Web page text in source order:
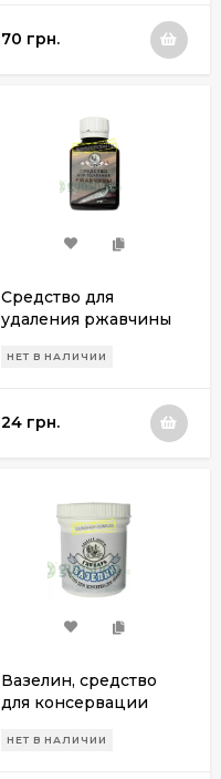
70 грн.
Средство для
удаления ржавчины
НЕТ В НАЛИЧИИ
24 грн.
Вазелин, средство
для консервации
НЕТ В НАЛИЧИИ